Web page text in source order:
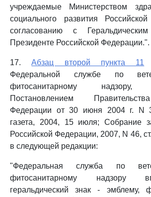
учреждаемые Министерством
социального развития
согласованию с
Президенте Российской Федерации.".
17.Абзац второй пункта 11
Федеральной службе по
фитосанитарному надзору,
Постановлением
Федерации от 30 июня 2004 г. N
газета, 2004, 15 июля; Собрание
Российской Федерации, 2007, N 46,
в следующей редакции:
"Федеральная служба по
фитосанитарному надзору
геральдический знак - эмблему,